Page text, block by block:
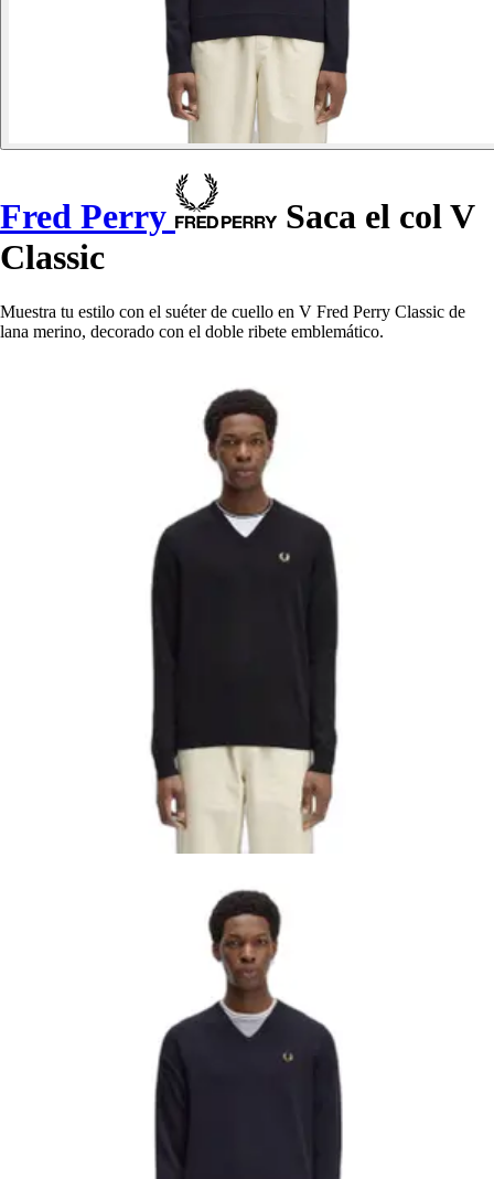
Fred Perry
Saca el col V
Classic
Muestra tu estilo con el suéter de cuello en V Fred Perry Classic de
lana merino, decorado con el doble ribete emblemático.